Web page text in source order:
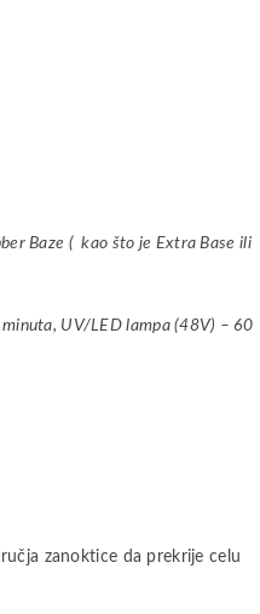
Baze ( kao što je Extra Base ili
UV/LED lampa (48V) – 60
zanoktice da prekrije celu